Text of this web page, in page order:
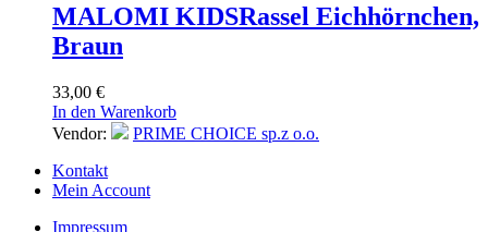
MALOMI KIDSRassel Eichhörnchen,
Braun
33,00 €
In den Warenkorb
Vendor:
PRIME CHOICE sp.z o.o.
Kontakt
Mein Account
Impressum